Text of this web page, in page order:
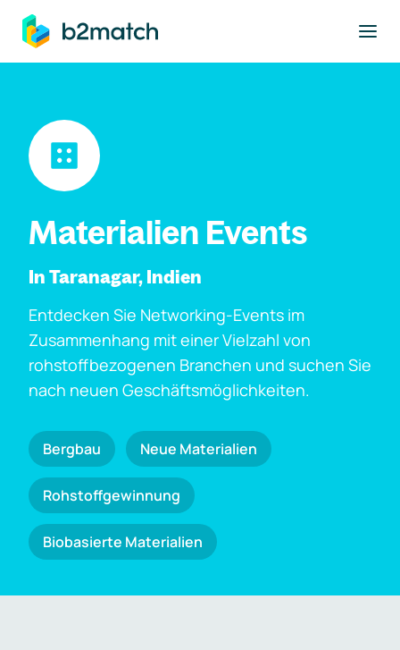
springen
Materialien Events
In Taranagar, Indien
Entdecken Sie Networking-Events im
Zusammenhang mit einer Vielzahl von
rohstoffbezogenen Branchen und suchen Sie
nach neuen Geschäftsmöglichkeiten.
Bergbau Neue Materialien
Rohstoffgewinnung
Biobasierte Materialien